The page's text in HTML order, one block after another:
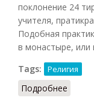
поклонение 24
учителя,
Подобная
в монастыре, или
Tags:
Религия
Подробнее